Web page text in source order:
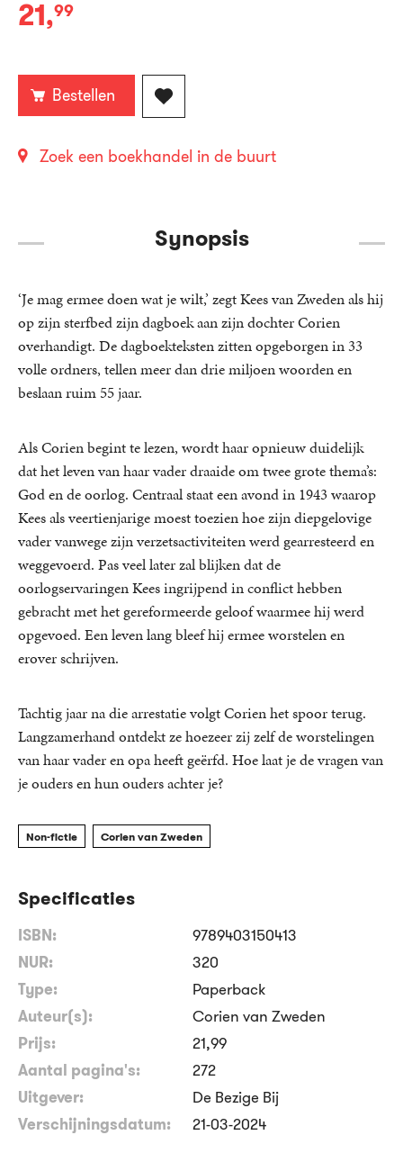
Paperback:
21,99
Bestellen
Zoek een boekhandel in de buurt
Synopsis
‘Je mag ermee doen wat je wilt,’ zegt Kees van Zweden als hij
op zijn sterfbed zijn dagboek aan zijn dochter Corien
overhandigt. De dagboekteksten zitten opgeborgen in 33
volle ordners, tellen meer dan drie miljoen woorden en
beslaan ruim 55 jaar.
Als Corien begint te lezen, wordt haar opnieuw duidelijk
dat het leven van haar vader draaide om twee grote thema’s:
God en de oorlog. Centraal staat een avond in 1943 waarop
Kees als veertienjarige moest toezien hoe zijn diepgelovige
vader vanwege zijn verzetsactiviteiten werd gearresteerd en
weggevoerd. Pas veel later zal blijken dat de
oorlogservaringen Kees ingrijpend in conflict hebben
gebracht met het gereformeerde geloof waarmee hij werd
opgevoed. Een leven lang bleef hij ermee worstelen en
erover schrijven.
Tachtig jaar na die arrestatie volgt Corien het spoor terug.
Langzamerhand ontdekt ze hoezeer zij zelf de worstelingen
van haar vader en opa heeft geërfd. Hoe laat je de vragen van
je ouders en hun ouders achter je?
Non-fictie Corien van Zweden
Specificaties
ISBN:
9789403150413
NUR:
320
Type:
Paperback
Auteur(s):
Corien van Zweden
Prijs:
21,99
Aantal pagina's:
272
Uitgever:
De Bezige Bij
Verschijningsdatum:
21-03-2024